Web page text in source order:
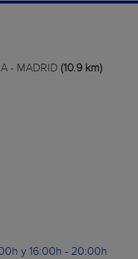
- MADRID (10.9 km)
y 16:00h - 20:00h